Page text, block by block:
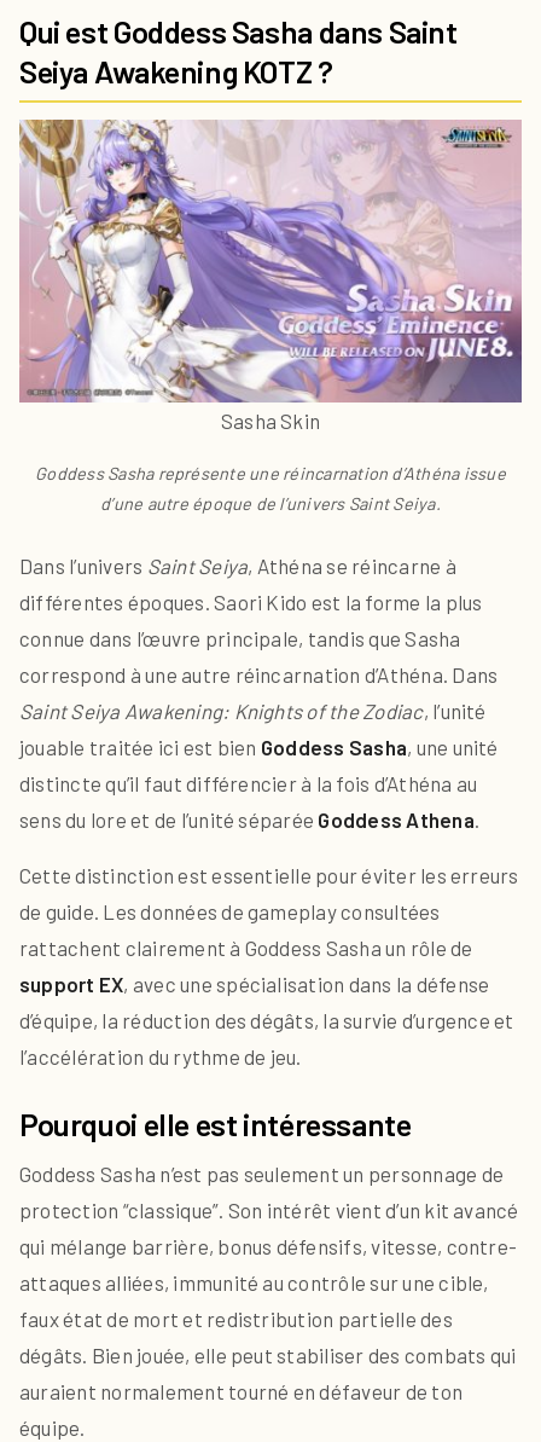
Qui est Goddess Sasha dans Saint
Seiya Awakening KOTZ ?
Sasha Skin
Goddess Sasha représente une réincarnation d’Athéna issue
d’une autre époque de l’univers Saint Seiya.
Dans l’univers Saint Seiya, Athéna se réincarne à
différentes époques. Saori Kido est la forme la plus
connue dans l’œuvre principale, tandis que Sasha
correspond à une autre réincarnation d’Athéna. Dans
Saint Seiya Awakening: Knights of the Zodiac, l’unité
jouable traitée ici est bien Goddess Sasha, une unité
distincte qu’il faut différencier à la fois d’Athéna au
sens du lore et de l’unité séparée Goddess Athena.
Cette distinction est essentielle pour éviter les erreurs
de guide. Les données de gameplay consultées
rattachent clairement à Goddess Sasha un rôle de
support EX, avec une spécialisation dans la défense
d’équipe, la réduction des dégâts, la survie d’urgence et
l’accélération du rythme de jeu.
Pourquoi elle est intéressante
Goddess Sasha n’est pas seulement un personnage de
protection “classique”. Son intérêt vient d’un kit avancé
qui mélange barrière, bonus défensifs, vitesse, contre-
attaques alliées, immunité au contrôle sur une cible,
faux état de mort et redistribution partielle des
dégâts. Bien jouée, elle peut stabiliser des combats qui
auraient normalement tourné en défaveur de ton
équipe.